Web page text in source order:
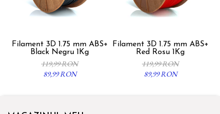
Filament 3D 1.75 mm ABS+
Black Negru 1Kg
119,99 RON
89,99 RON
Filament 3D 1.75 mm ABS+
Red Rosu 1Kg
119,99 RON
89,99 RON